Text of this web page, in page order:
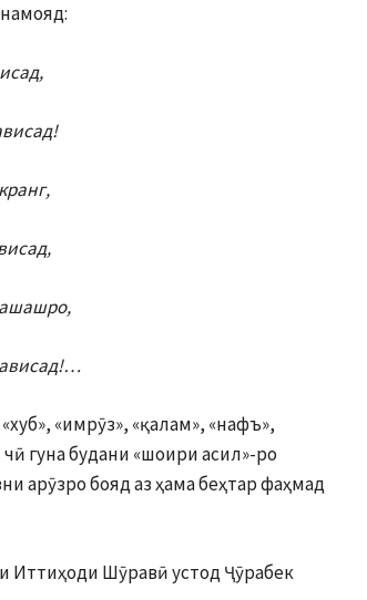
«имрӯз», «қалам», «нафъ»,
гуна будани «шоири асил»-ро
арӯзро бояд аз ҳама беҳтар фаҳмад
Иттиҳоди Шӯравӣ устод Ҷӯрабек